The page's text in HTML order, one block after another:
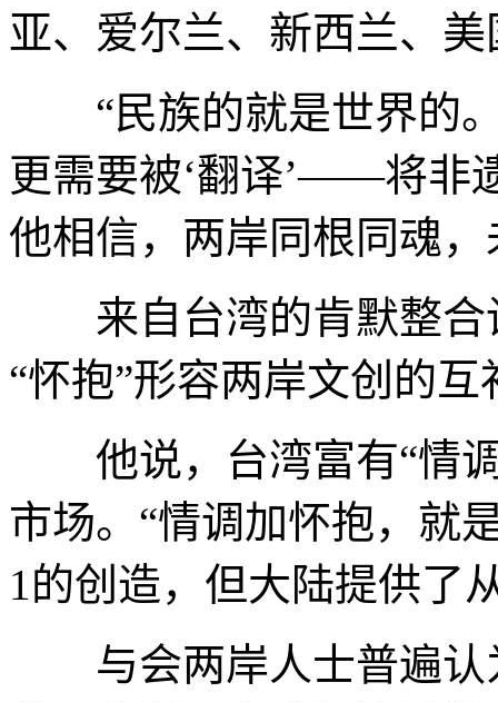
亚、爱尔兰、新西兰、
“民族的就是世界的。
更需要被‘翻译’——将非
他相信，两岸同根同魂
来自台湾的肯默整合
“怀抱”形容两岸文创的互
他说，台湾富有“情调
市场。“情调加怀抱，就
1的创造，但大陆提供了
与会两岸人士普遍认